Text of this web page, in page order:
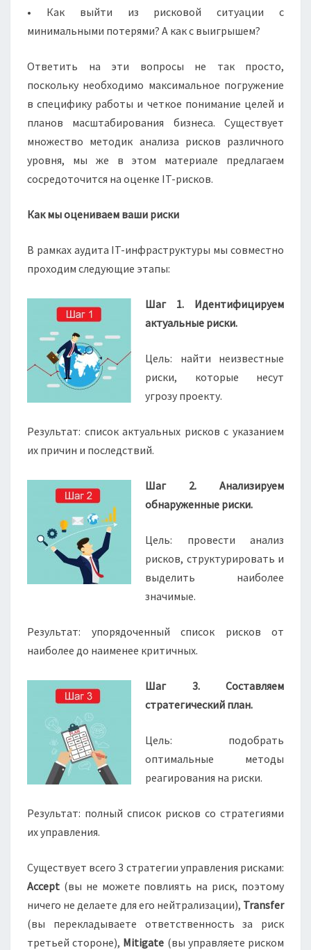
• Как выйти из рисковой ситуации с
минимальными потерями? А как с выигрышем?
Ответить на эти вопросы не так просто,
поскольку необходимо максимальное погружение
в специфику работы и четкое понимание целей и
планов масштабирования бизнеса. Существует
множество методик анализа рисков различного
уровня, мы же в этом материале предлагаем
сосредоточится на оценке IT-рисков.
Как мы оцениваем ваши риски
В рамках аудита IT-инфраструктуры мы совместно
проходим следующие этапы:
Шаг 1. Идентифицируем
актуальные риски.
Цель: найти неизвестные
риски, которые несут
угрозу проекту.
Результат: список актуальных рисков с указанием
их причин и последствий.
Шаг 2. Анализируем
обнаруженные риски.
Цель: провести анализ
рисков, структурировать и
выделить наиболее
значимые.
Результат: упорядоченный список рисков от
наиболее до наименее критичных.
Шаг 3. Составляем
стратегический план.
Цель: подобрать
оптимальные методы
реагирования на риски.
Результат: полный список рисков со стратегиями
их управления.
Существует всего 3 стратегии управления рисками:
Accept (вы не можете повлиять на риск, поэтому
ничего не делаете для его нейтрализации), Transfer
(вы перекладываете ответственность за риск
третьей стороне), Mitigate (вы управляете риском